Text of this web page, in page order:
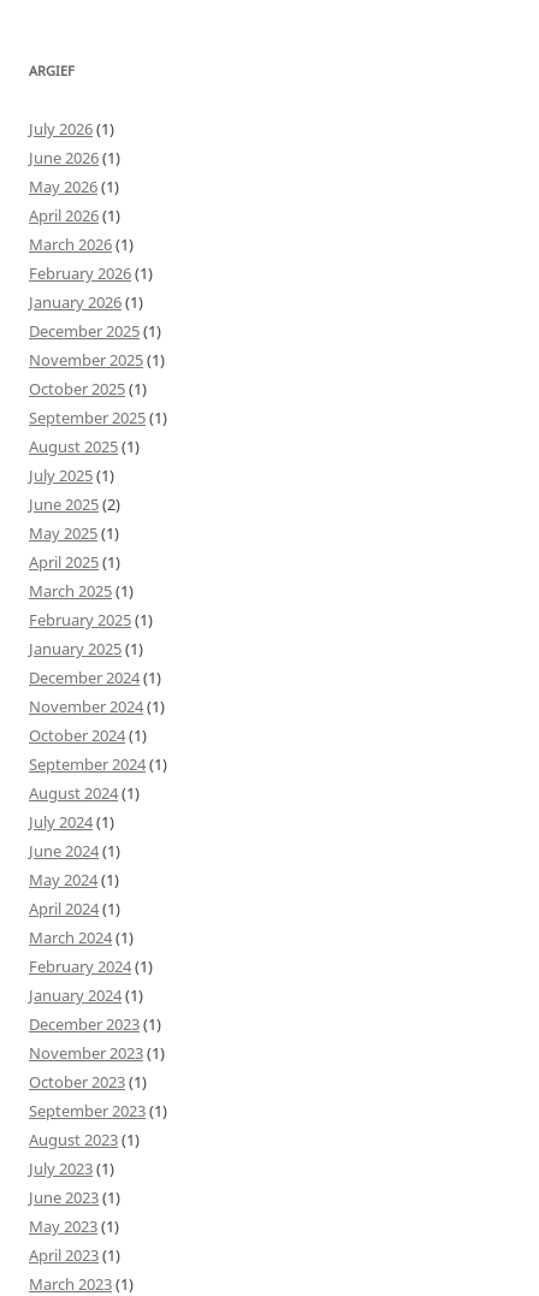
ARGIEF
July 2026(1)
June 2026(1)
May 2026(1)
April 2026(1)
March 2026(1)
February 2026(1)
January 2026(1)
December 2025(1)
November 2025(1)
October 2025(1)
September 2025(1)
August 2025(1)
July 2025(1)
June 2025(2)
May 2025(1)
April 2025(1)
March 2025(1)
February 2025(1)
January 2025(1)
December 2024(1)
November 2024(1)
October 2024(1)
September 2024(1)
August 2024(1)
July 2024(1)
June 2024(1)
May 2024(1)
April 2024(1)
March 2024(1)
February 2024(1)
January 2024(1)
December 2023(1)
November 2023(1)
October 2023(1)
September 2023(1)
August 2023(1)
July 2023(1)
June 2023(1)
May 2023(1)
April 2023(1)
March 2023(1)